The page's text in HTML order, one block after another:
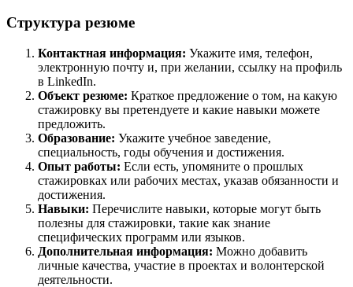
Структура резюме
Контактная информация: Укажите имя, телефон,
электронную почту и, при желании, ссылку на профиль
в LinkedIn.
Объект резюме: Краткое предложение о том, на какую
стажировку вы претендуете и какие навыки можете
предложить.
Образование: Укажите учебное заведение,
специальность, годы обучения и достижения.
Опыт работы: Если есть, упомяните о прошлых
стажировках или рабочих местах, указав обязанности и
достижения.
Навыки: Перечислите навыки, которые могут быть
полезны для стажировки, такие как знание
специфических программ или языков.
Дополнительная информация: Можно добавить
личные качества, участие в проектах и волонтерской
деятельности.